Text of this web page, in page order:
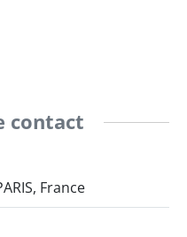
contact
France